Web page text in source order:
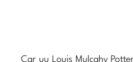
Car uu Louis Mulcahy